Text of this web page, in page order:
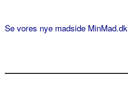
Se vores nye madside MinMad.dk